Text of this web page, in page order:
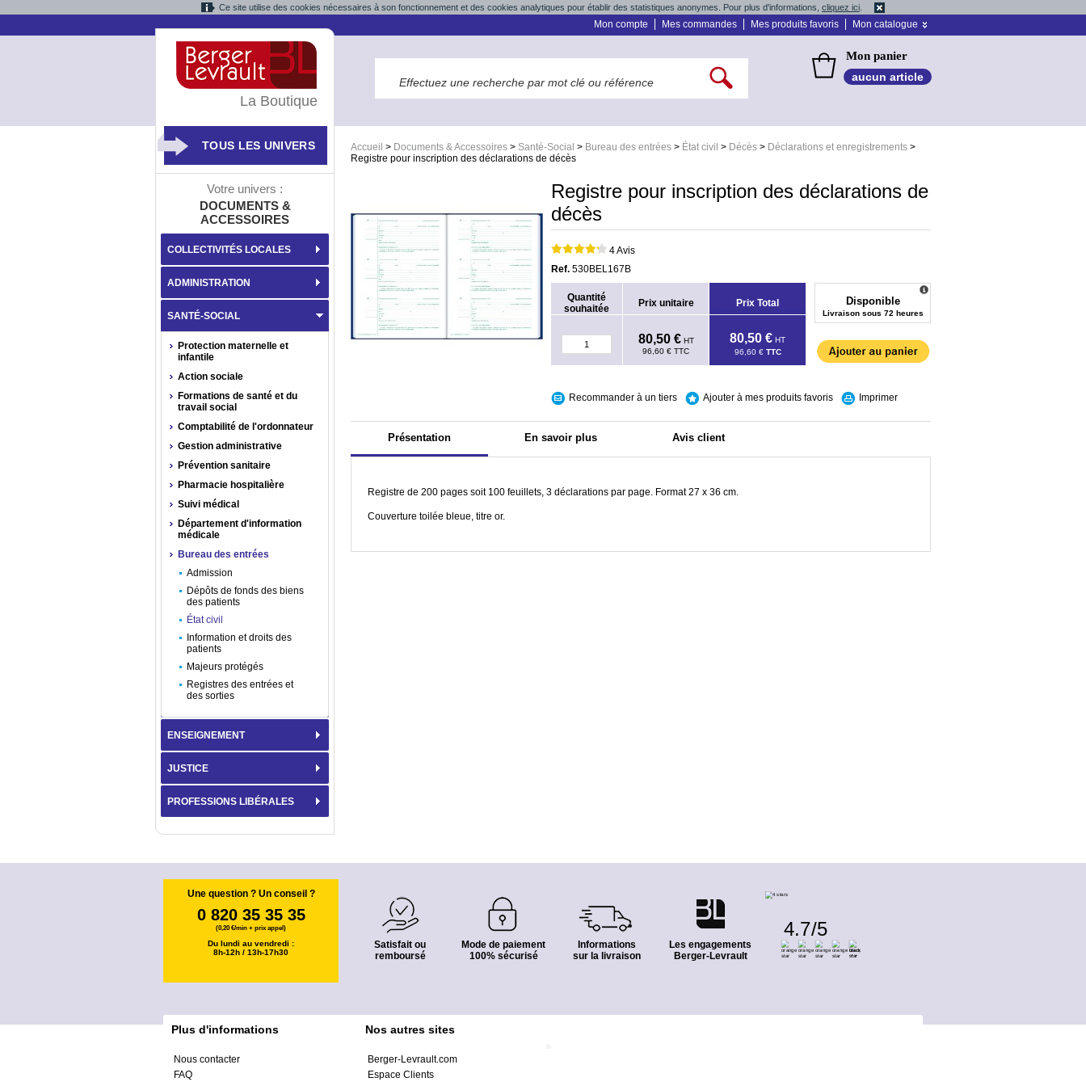
Ce site utilise des cookies nécessaires à son fonctionnement et des cookies analytiques pour établir des statistiques anonymes. Pour plus d'informations, cliquez ici
Mon compte Mes commandes Mes produits favoris Mon catalogue
Mon panier
aucun article
Accueil > Documents & Accessoires > Santé-Social > Bureau des entrées > État civil > Décès > Déclarations et enregistrements >
Registre pour inscription des déclarations de décès
Registre pour inscription des déclarations de
décès
4 Avis
Ref. 530BEL167B
Quantité
souhaitée
Prix unitaire Prix Total
80,50 € HT
96,60 € TTC
80,50 € HT
96,60 € TTC
Disponible
Livraison sous 72 heures
Recommander à un tiers Ajouter à mes produits favoris Imprimer
Présentation En savoir plus Avis client
Registre de 200 pages soit 100 feuillets, 3 déclarations par page. Format 27 x 36 cm.
Couverture toilée bleue, titre or.
La Boutique
TOUS LES UNIVERS
Votre univers :
DOCUMENTS &
ACCESSOIRES
COLLECTIVITÉS LOCALES
ADMINISTRATION
SANTÉ-SOCIAL
Protection maternelle et
infantile
Action sociale
Formations de santé et du
travail social
Comptabilité de l'ordonnateur
Gestion administrative
Prévention sanitaire
Pharmacie hospitalière
Suivi médical
Département d'information
médicale
Bureau des entrées
Admission
Dépôts de fonds des biens
des patients
État civil
Information et droits des
patients
Majeurs protégés
Registres des entrées et
des sorties
ENSEIGNEMENT
JUSTICE
PROFESSIONS LIBÉRALES
Une question ? Un conseil ?
0 820 35 35 35
(0,20 €/min + prix appel)
Du lundi au vendredi :
8h-12h / 13h-17h30
Satisfait ou
remboursé
Mode de paiement
100% sécurisé
Informations
sur la livraison
Les engagements
Berger-Levrault
4.7/5
Plus d'informations
Nous contacter
FAQ
Nos autres sites
Berger-Levrault.com
Espace Clients